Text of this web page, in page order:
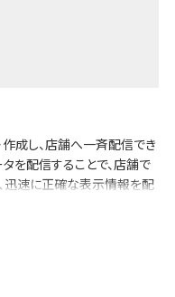
成し、店舗へ一斉配信でき
を配信することで、店舗で
迅速に正確な表示情報を配
クラウドシステムのため、
す。
サポート機能を有するほ
ションもご利用いただけ